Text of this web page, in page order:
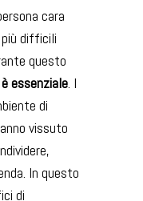
cara
difficili
questo
essenziale. I
di
vissuto
In questo
di